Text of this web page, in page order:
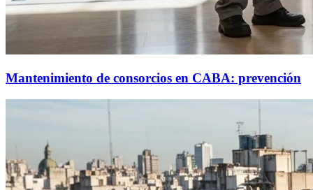
Mantenimiento de consorcios en CABA: prevención